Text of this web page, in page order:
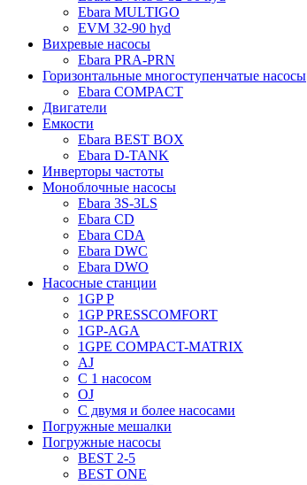
Ebara MULTIGO
EVM 32-90 hyd
Вихревые насосы
Ebara PRA-PRN
Горизонтальные многоступенчатые насосы
Ebara COMPACT
Двигатели
Емкости
Ebara BEST BOX
Ebara D-TANK
Инверторы частоты
Моноблочные насосы
Ebara 3S-3LS
Ebara CD
Ebara CDA
Ebara DWC
Ebara DWO
Насосные станции
1GP P
1GP PRESSCOMFORT
1GP-AGA
1GPE COMPACT-MATRIX
AJ
C 1 насосом
OJ
С двумя и более насосами
Погружные мешалки
Погружные насосы
BEST 2-5
BEST ONE